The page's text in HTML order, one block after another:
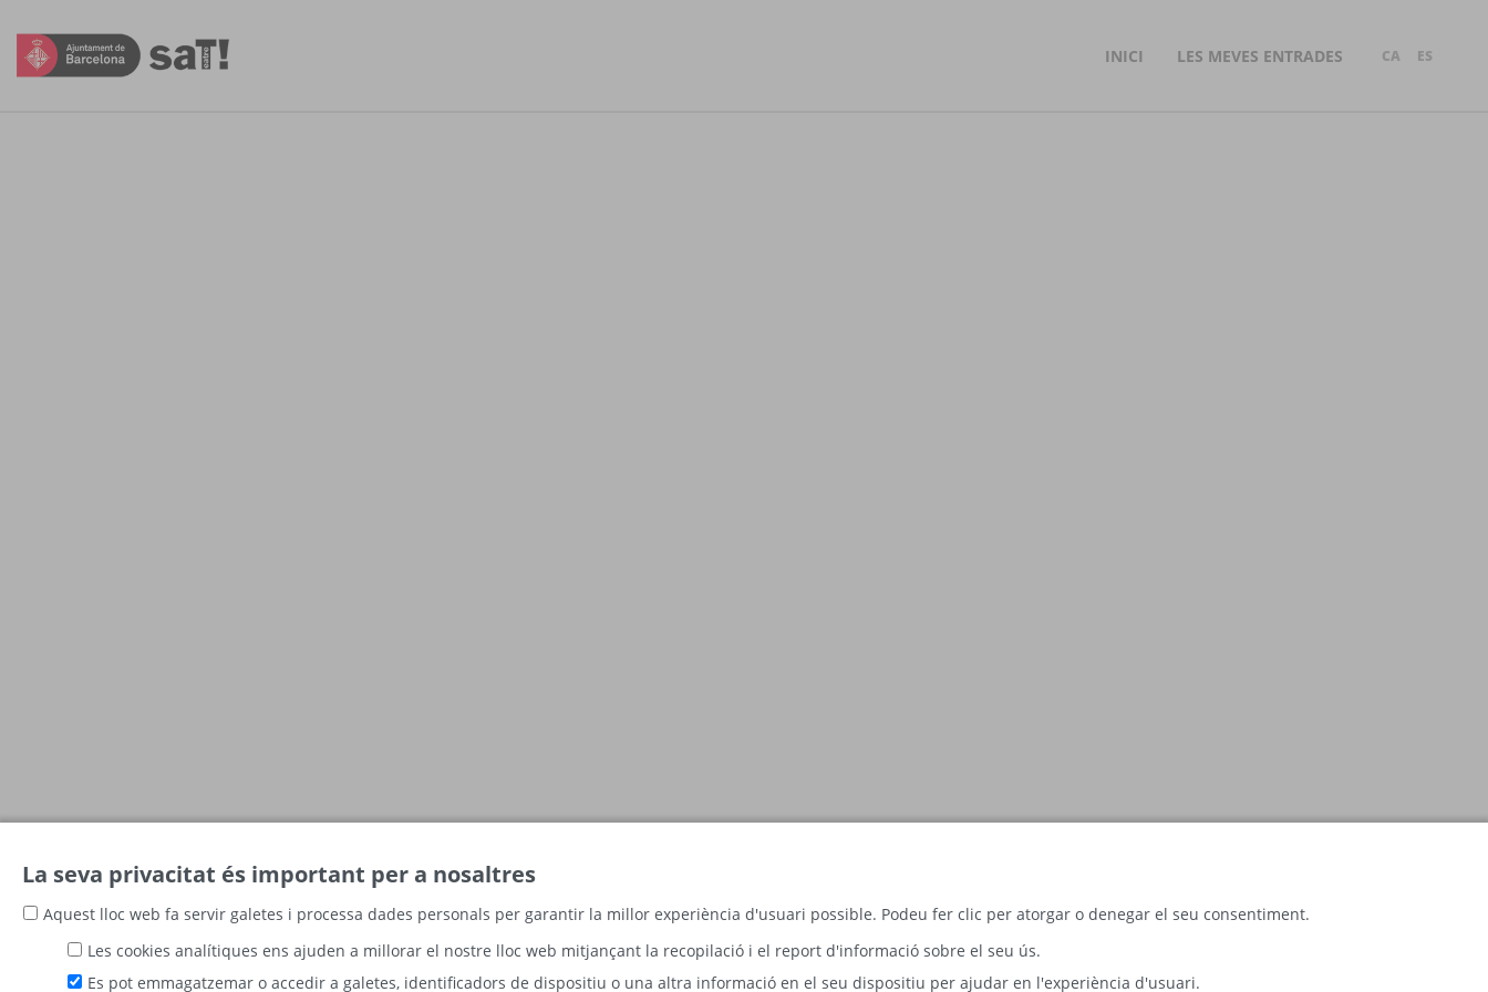
CA ES
INICI LES MEVES ENTRADES
La seva privacitat és important per a nosaltres
Aquest lloc web fa servir galetes i processa dades personals per garantir la millor experiència d'usuari possible. Podeu fer clic per atorgar o denegar el seu consentiment.
Les cookies analítiques ens ajuden a millorar el nostre lloc web mitjançant la recopilació i el report d'informació sobre el seu ús.
Es pot emmagatzemar o accedir a galetes, identificadors de dispositiu o una altra informació en el seu dispositiu per ajudar en l'experiència d'usuari.